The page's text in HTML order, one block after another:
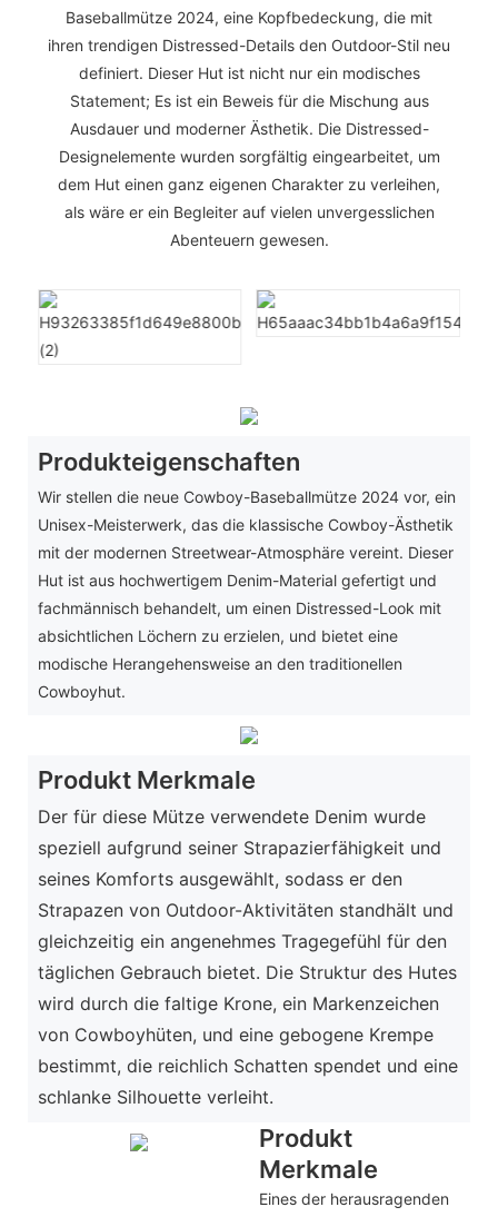
Baseballmütze 2024, eine Kopfbedeckung, die mit
ihren trendigen Distressed-Details den Outdoor-Stil neu
definiert. Dieser Hut ist nicht nur ein modisches
Statement; Es ist ein Beweis für die Mischung aus
Ausdauer und moderner Ästhetik. Die Distressed-
Designelemente wurden sorgfältig eingearbeitet, um
dem Hut einen ganz eigenen Charakter zu verleihen,
als wäre er ein Begleiter auf vielen unvergesslichen
Abenteuern gewesen.
Produkteigenschaften
Wir stellen die neue Cowboy-Baseballmütze 2024 vor, ein
Unisex-Meisterwerk, das die klassische Cowboy-Ästhetik
mit der modernen Streetwear-Atmosphäre vereint. Dieser
Hut ist aus hochwertigem Denim-Material gefertigt und
fachmännisch behandelt, um einen Distressed-Look mit
absichtlichen Löchern zu erzielen, und bietet eine
modische Herangehensweise an den traditionellen
Cowboyhut.
Produkt Merkmale
Der für diese Mütze verwendete Denim wurde
speziell aufgrund seiner Strapazierfähigkeit und
seines Komforts ausgewählt, sodass er den
Strapazen von Outdoor-Aktivitäten standhält und
gleichzeitig ein angenehmes Tragegefühl für den
täglichen Gebrauch bietet. Die Struktur des Hutes
wird durch die faltige Krone, ein Markenzeichen
von Cowboyhüten, und eine gebogene Krempe
bestimmt, die reichlich Schatten spendet und eine
schlanke Silhouette verleiht.
Produkt
Merkmale
Eines der herausragenden